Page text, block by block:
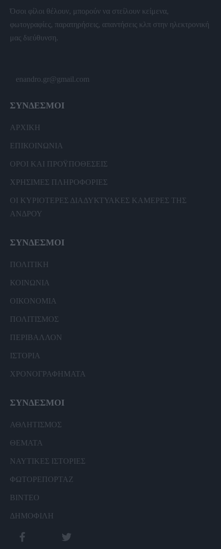
Όσοι φίλοι θέλουν, μπορούν να στείλουν κείμενα,
φωτογραφίες, παρατηρήσεις, απαντήσεις κλπ στην ηλεκτρονική
μας διεύθυνση.
enandro.gr@gmail.com
ΣΥΝΔΕΣΜΟΙ
ΑΡΧΙΚΗ
ΕΠΙΚΟΙΝΩΝΙΑ
ΟΡΟΙ ΚΑΙ ΠΡΟΫΠΟΘΕΣΕΙΣ
ΧΡΗΣΙΜΕΣ ΠΛΗΡΟΦΟΡΙΕΣ
ΟΙ ΚΥΡΙΟΤΕΡΕΣ ΔΙΑΔΥΚΤΥΑΚΕΣ ΚΑΜΕΡΕΣ ΤΗΣ
ΑΝΔΡΟΥ
ΣΥΝΔΕΣΜΟΙ
ΠΟΛΙΤΙΚΗ
ΚΟΙΝΩΝΙΑ
ΟΙΚΟΝΟΜΙΑ
ΠΟΛΙΤΙΣΜΟΣ
ΠΕΡΙΒΑΛΛΟΝ
ΙΣΤΟΡΙΑ
ΧΡΟΝΟΓΡΑΦΗΜΑΤΑ
ΣΥΝΔΕΣΜΟΙ
ΑΘΛΗΤΙΣΜΟΣ
ΘΕΜΑΤΑ
ΝΑΥΤΙΚΕΣ ΙΣΤΟΡΙΕΣ
ΦΩΤΟΡΕΠΟΡΤΑΖ
ΒΙΝΤΕΟ
ΔΗΜΟΦΙΛΗ